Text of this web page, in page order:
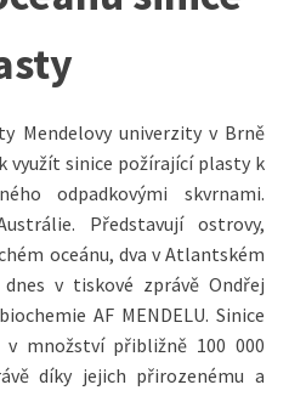
Mendelovy univerzity v Brně
využít sinice požírající plasty k
odpadkovými skvrnami.
Představují ostrovy,
oceánu, dva v Atlantském
v tiskové zprávě Ondřej
AF MENDELU. Sinice
množství přibližně 100 000
díky jejich přirozenému a